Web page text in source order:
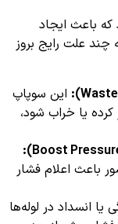
باعث ایجاد
علت رایج بروز
این سوپاپ
کرده یا خراب شود،
باعث اعلام فشار
یا انسداد در لوله‌ها